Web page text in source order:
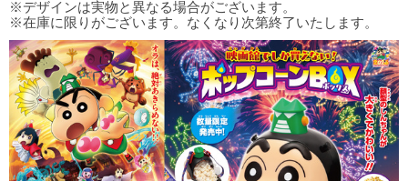
※デザインは実物と異なる場合がございます。
※在庫に限りがございます。なくなり次第終了いたします。